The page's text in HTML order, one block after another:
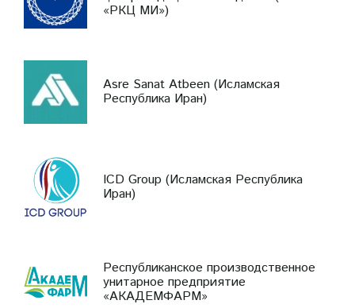
«РКЦ МИ»)
Asre Sanat Atbeen (Исламская
Республика Иран)
ICD Group (Исламская Республика
Иран)
Республиканское производственное
унитарное предприятие
«АКАДЕМФАРМ»